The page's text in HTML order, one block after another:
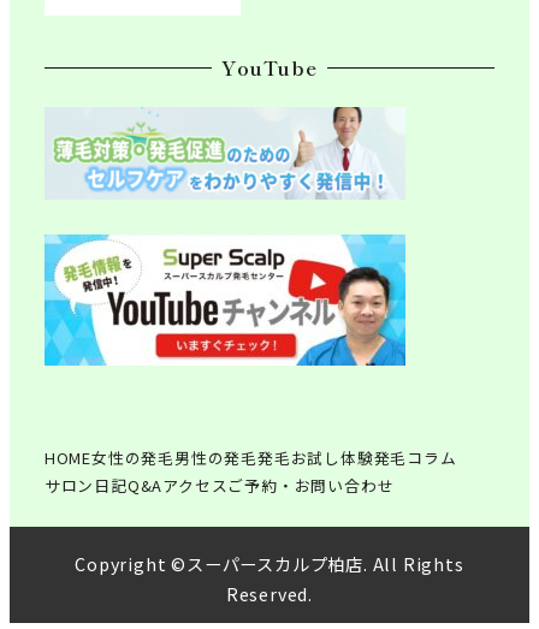
YouTube
HOME女性の発毛男性の発毛発毛お試し体験発毛コラム
サロン日記Q&Aアクセスご予約・お問い合わせ
Copyright ©スーパースカルプ柏店. All Rights
Reserved.